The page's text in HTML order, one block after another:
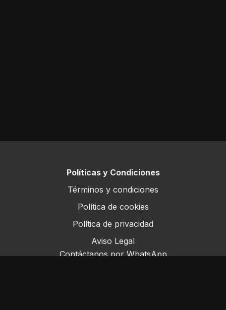
Políticas y Condiciones
Términos y condiciones
Política de cookies
Política de privacidad
Aviso Legal
Contáctanos por WhatsApp